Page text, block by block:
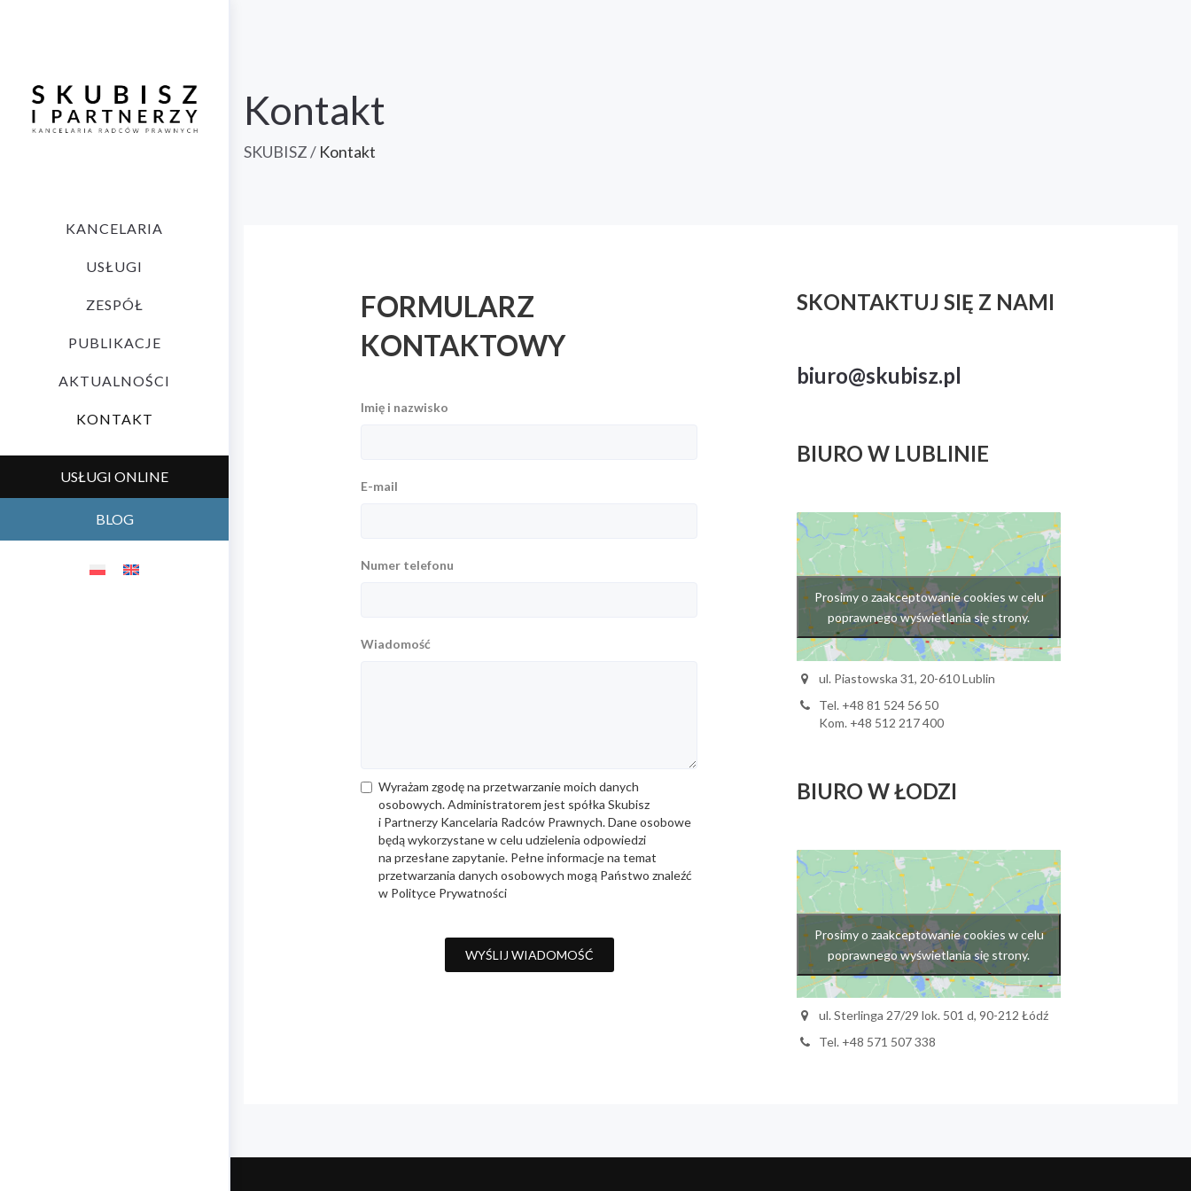
KANCELARIA
USŁUGI
ZESPÓŁ
PUBLIKACJE
AKTUALNOŚCI
KONTAKT
USŁUGI ONLINE
BLOG
Kontakt
SKUBISZ/ Kontakt
FORMULARZ
KONTAKTOWY
Imię i nazwisko
E-mail
Numer telefonu
Wiadomość
Wyrażam zgodę na przetwarzanie moich danych
osobowych. Administratorem jest spółka Skubisz
i Partnerzy Kancelaria Radców Prawnych. Dane osobowe
będą wykorzystane w celu udzielenia odpowiedzi
na przesłane zapytanie. Pełne informacje na temat
przetwarzania danych osobowych mogą Państwo znaleźć
w Polityce Prywatności
WYŚLIJ WIADOMOŚĆ
SKONTAKTUJ SIĘ Z NAMI
biuro@skubisz.pl
BIURO W LUBLINIE
Prosimy o zaakceptowanie cookies w celu
poprawnego wyświetlania się strony.
ul. Piastowska 31, 20-610 Lublin
Tel. +48 81 524 56 50
Kom. +48 512 217 400
BIURO W ŁODZI
Prosimy o zaakceptowanie cookies w celu
poprawnego wyświetlania się strony.
ul. Sterlinga 27/29 lok. 501 d, 90-212 Łódź
Tel. +48 571 507 338